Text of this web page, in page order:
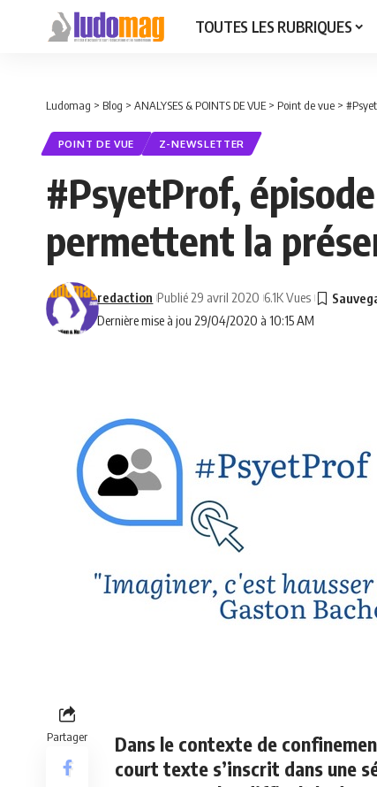
TOUTES LES RUBRIQUES
Ludomag > Blog > ANALYSES & POINTS DE VUE> Point de vue >
POINT DE VUE Z-NEWSLETTER
#PsyetProf,
permettent la
Dernière mise à jou 29/04/2020 à 10:15 AM
redaction Publié 29 avril 2020 6.1K Vues
Partager
Dans le contexte de
court texte s’inscrit dans une